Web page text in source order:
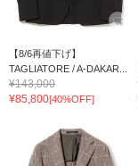
【8/6再値下げ】
TAGLIATORE / A-DAKAR...
¥143,000
¥85,800[40%OFF]